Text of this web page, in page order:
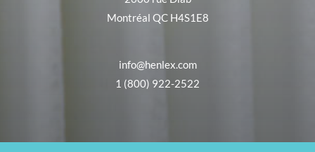
Montréal QC H4S1E8
info@henlex.com
1 (800) 922-2522